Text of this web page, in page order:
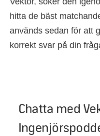
hitta de bäst
används sedan för att
korrekt svar på din
Chatta med